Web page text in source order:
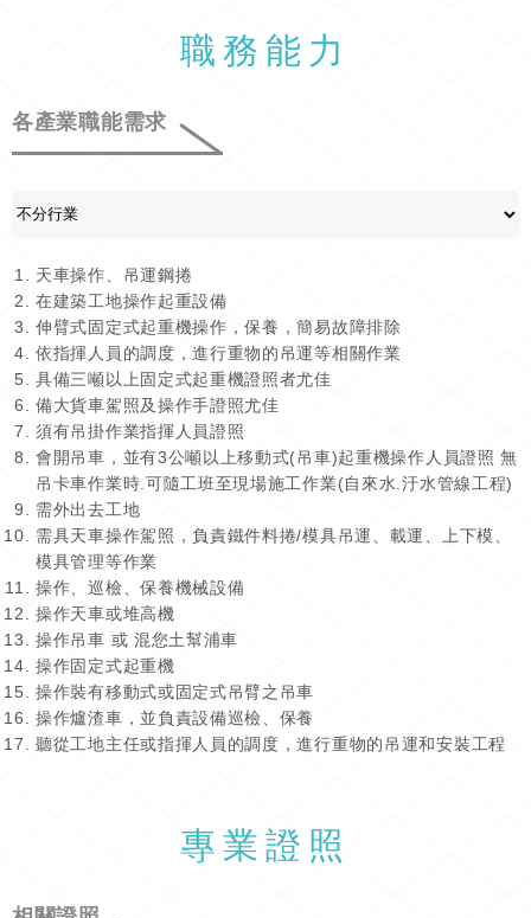
職務能力
各產業職能需求
天車操作、吊運鋼捲
在建築工地操作起重設備
伸臂式固定式起重機操作，保養，簡易故障排除
依指揮人員的調度，進行重物的吊運等相關作業
具備三噸以上固定式起重機證照者尤佳
備大貨車駕照及操作手證照尤佳
須有吊掛作業指揮人員證照
會開吊車，並有3公噸以上移動式(吊車)起重機操作人員證照 無
吊卡車作業時.可隨工班至現場施工作業(自來水.汙水管線工程)
需外出去工地
需具天車操作駕照，負責鐵件料捲/模具吊運、載運、上下模、
模具管理等作業
操作、巡檢、保養機械設備
操作天車或堆高機
操作吊車 或 混您土幫浦車
操作固定式起重機
操作裝有移動式或固定式吊臂之吊車
操作爐渣車，並負責設備巡檢、保養
聽從工地主任或指揮人員的調度，進行重物的吊運和安裝工程
專業證照